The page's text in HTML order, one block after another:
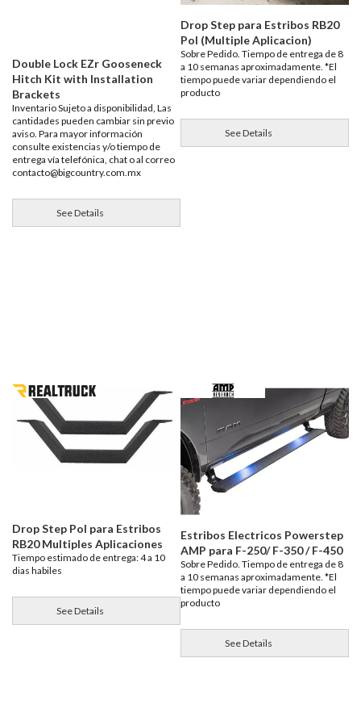
Double Lock EZr Gooseneck
Hitch Kit with Installation
Brackets
Inventario Sujeto a disponibilidad, Las
cantidades pueden cambiar sin previo
aviso. Para mayor información
consulte existencias y/o tiempo de
entrega vía telefónica, chat o al correo
contacto@bigcountry.com.mx
See Details
Drop Step para Estribos RB20
Pol (Multiple Aplicacion)
Sobre Pedido. Tiempo de entrega de 8
a 10 semanas aproximadamente. *El
tiempo puede variar dependiendo el
producto
See Details
Drop Step Pol para Estribos
RB20 Multiples Aplicaciones
Tiempo estimado de entrega: 4 a 10
dias habiles
See Details
Estribos Electricos Powerstep
AMP para F-250/ F-350 / F-450
Sobre Pedido. Tiempo de entrega de 8
a 10 semanas aproximadamente. *El
tiempo puede variar dependiendo el
producto
See Details